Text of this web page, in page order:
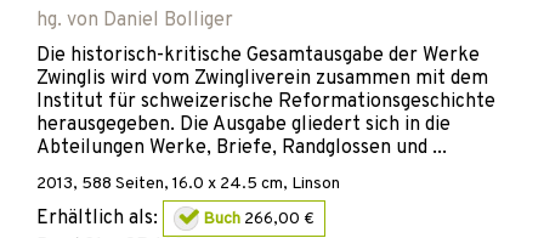
hg. von Daniel Bolliger
Die historisch-kritische Gesamtausgabe der Werke
Zwinglis wird vom Zwingliverein zusammen mit dem
Institut für schweizerische Reformationsgeschichte
herausgegeben. Die Ausgabe gliedert sich in die
Abteilungen Werke, Briefe, Randglossen und ...
2013, 588 Seiten, 16.0 x 24.5 cm, Linson
Erhältlich als: Buch 266,00 €